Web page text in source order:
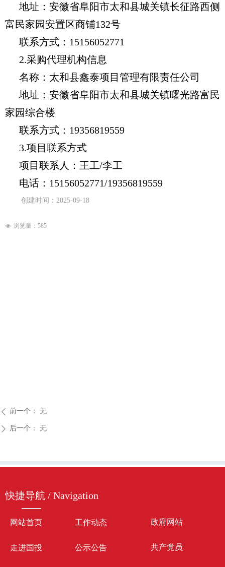
创建时间： 2025-09-18
地址：安徽省阜阳市太和县城关镇长征路西侧
富民家园安置区商铺132号
联系方式： 15156052771
2.采购代理机构信息
名称：太和县鑫泰项目管理有限责任公司
地址：安徽省阜阳市太和县城关镇曙光路富民
家园综合楼
联系方式：19356819559
3.项目联系方式
项目联系人：王工/李工
电话： 15156052771/19356819559
ꄴ 前一个： 无
ꄲ 后一个： 无
넶 浏览量： 585
网站首页
走进国投
工作动态
公示公告
快捷导航 / Navigation
政府网站
共产党员